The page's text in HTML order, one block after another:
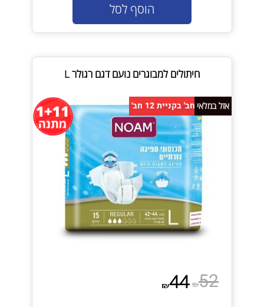
הוסף לסל
חיתולים למבוגרים נועם דגם רגולר L
40 ש"ח לחב' בקניית 12 חב'
אזל במלאי
₪52
₪44